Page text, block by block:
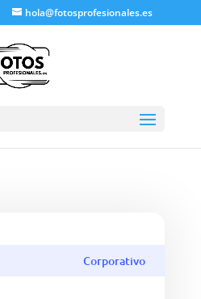
hola@fotosprofesionales.es
Corporativo